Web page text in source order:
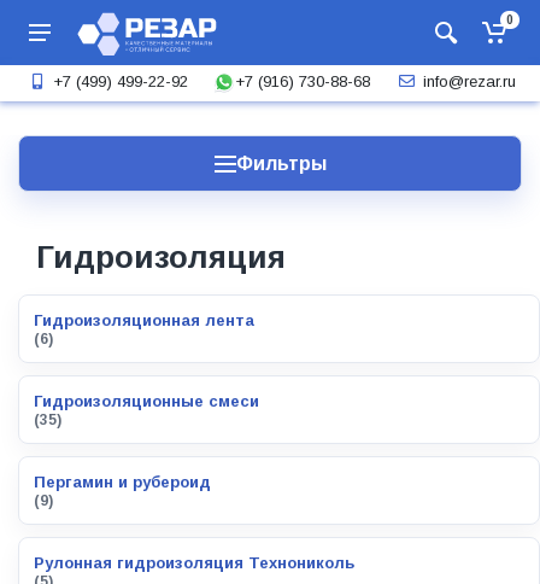
0
+7 (499) 499-22-92 +7 (916) 730-88-68 info@rezar.ru
Фильтры
Гидроизоляция
Гидроизоляционная лента
(6)
Гидроизоляционные смеси
(35)
Пергамин и рубероид
(9)
Рулонная гидроизоляция Технониколь